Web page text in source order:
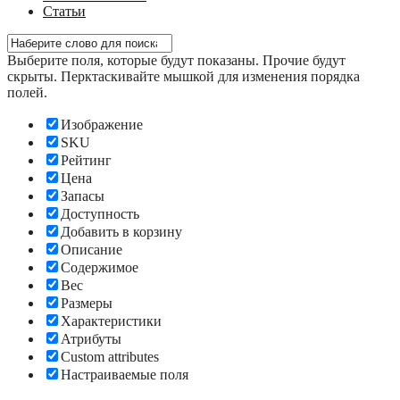
Статьи
Выберите поля, которые будут показаны. Прочие будут
скрыты. Перктаскивайте мышкой для изменения порядка
полей.
Изображение
SKU
Рейтинг
Цена
Запасы
Доступность
Добавить в корзину
Описание
Содержимое
Вес
Размеры
Характеристики
Атрибуты
Custom attributes
Настраиваемые поля